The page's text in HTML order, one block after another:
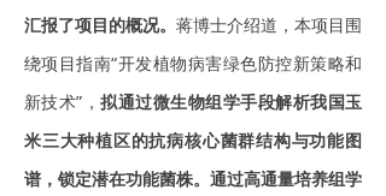
汇报了项目的概况。 蒋博士介绍道，本项目围
绕项目指南“开发植物病害绿色防控新策略和
新技术”，拟通过微生物组学手段解析我国玉
米三大种植区的抗病核心菌群结构与功能图
谱，锁定潜在功能菌株。通过高通量培养组学